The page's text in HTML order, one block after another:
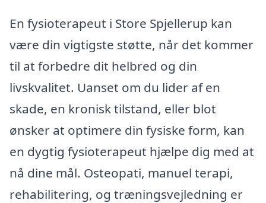
En fysioterapeut i Store Spjellerup kan
være din vigtigste støtte, når det kommer
til at forbedre dit helbred og din
livskvalitet. Uanset om du lider af en
skade, en kronisk tilstand, eller blot
ønsker at optimere din fysiske form, kan
en dygtig fysioterapeut hjælpe dig med at
nå dine mål. Osteopati, manuel terapi,
rehabilitering, og træningsvejledning er